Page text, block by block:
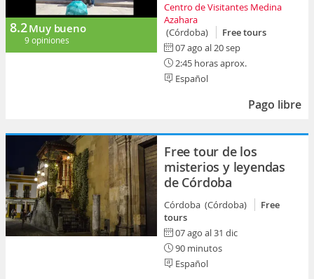
8.2Muy bueno
9 opiniones
Centro de Visitantes Medina
Azahara
(Córdoba)
Free tours
07 ago al 20 sep
2:45 horas aprox.
Español
Pago libre
Free tour de los
misterios y leyendas
de Córdoba
Córdoba (Córdoba)
Free
tours
07 ago al 31 dic
90 minutos
Español